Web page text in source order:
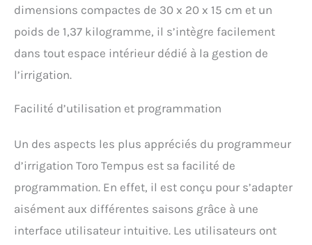
jours pairs et impairs, et
Flexibilité dans les temps
d'arrosage : ajuste les
besoins spécifiques de
Caractéristiques
comprend un réglage en
pourcentage pour
d'eau fournie et prend en
charge la connexion à un
dimensions compactes de 30 x 20 x 15 cm et un
poids de 1,37 kilogramme, il s’intègre facilement
dans tout espace intérieur dédié à la gestion de
l’irrigation.
Facilité d’utilisation et programmation
Un des aspects les plus appréciés du programmeur
d’irrigation Toro Tempus est sa facilité de
programmation. En effet, il est conçu pour s’adapter
aisément aux différentes saisons grâce à une
interface utilisateur intuitive. Les utilisateurs ont